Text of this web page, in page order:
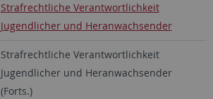
Strafrechtliche Verantwortlichkeit
Jugendlicher und Heranwachsender
Strafrechtliche Verantwortlichkeit
Jugendlicher und Heranwachsender
(Forts.)